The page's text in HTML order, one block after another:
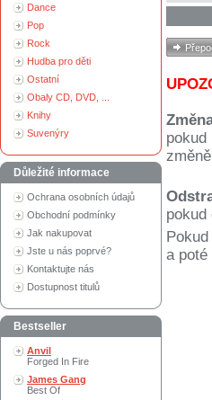
Dance
Pop
Rock
Hudba pro děti
Ostatní
Obaly CD, DVD, ...
Knihy
Suvenýry
Důležité informace
Ochrana osobních údajů
Obchodní podmínky
Jak nakupovat
Jste u nás poprvé?
Kontaktujte nás
Dostupnost titulů
Bestseller
Anvil
Forged In Fire
James Gang
Best Of
a